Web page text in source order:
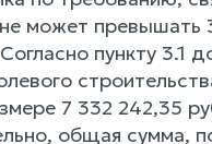
может превышать
пункту 3.1
7 332 242,35
общая сумма,